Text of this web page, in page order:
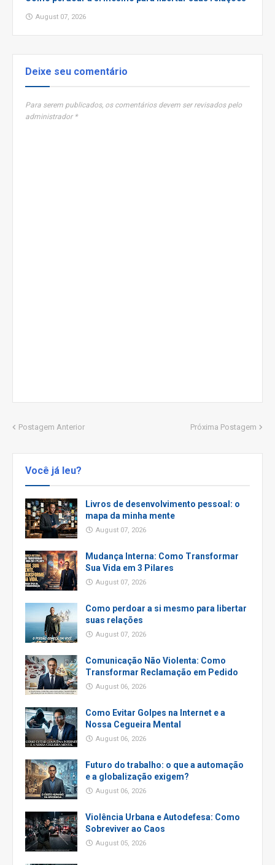
August 07, 2026
Deixe seu comentário
Para serem publicados, os comentários devem ser revisados pelo
administrador *
Postagem Anterior Próxima Postagem
Você já leu?
Livros de desenvolvimento pessoal: o
mapa da minha mente
August 07, 2026
Mudança Interna: Como Transformar
Sua Vida em 3 Pilares
August 07, 2026
Como perdoar a si mesmo para libertar
suas relações
August 07, 2026
Comunicação Não Violenta: Como
Transformar Reclamação em Pedido
August 06, 2026
Como Evitar Golpes na Internet e a
Nossa Cegueira Mental
August 06, 2026
Futuro do trabalho: o que a automação
e a globalização exigem?
August 06, 2026
Violência Urbana e Autodefesa: Como
Sobreviver ao Caos
August 05, 2026